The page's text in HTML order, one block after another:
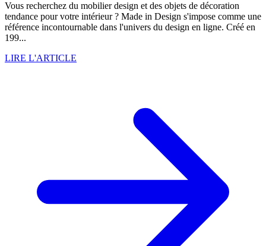
Vous recherchez du mobilier design et des objets de décoration
tendance pour votre intérieur ? Made in Design s'impose comme une
référence incontournable dans l'univers du design en ligne. Créé en
199...
LIRE L'ARTICLE